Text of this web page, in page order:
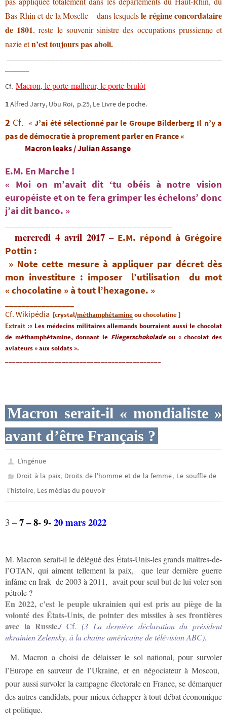
Bas-Rhin et de la Moselle – dans lesquelsle régime concordataire
de 1801, reste le souvenir sinistre des occupations prussienne et
nazie etn’est toujours pas aboli.
Cf. Macron, le porte-malheur, le porte-brulôt
1Alfred Jarry, Ubu Roi, p.25, Le Livre de poche.
2 Cf. «J’ai été sélectionné par le Groupe Bilderberg Il n’y a
pas de démocratie à proprement parler en France «
Macron leaks / Julian Assange
E.M. En Marche !
« Moi on m’avait dit ‘tu obéis à notre vision
européiste et on te fera grimper les échelons’ donc
j’ai dit banco. »
mercredi 4 avril 2017– E.M. répond à Grégoire
Pottin :
» Note cette mesure à appliquer par décret dès
mon investiture : imposer l’utilisation du mot
« chocolatine » à tout l’hexagone. »
Cf. Wikipédia [crystal/méthamphétamineou chocolatine ]
Extrait :« Les médecins militaires allemands bourraient aussi le chocolat
de méthamphétamine, donnant le Fliegerschokoladeou « chocolat des
aviateurs » aux soldats ».
Macron serait-il « mondialiste »
avant d’être Français ?
L'ingénue
Droit à la paix, Droits de l'homme et de la femme, Le souffle de
l'histoire, Les médias du pouvoir
3 –7–8- 9-20mars 2022
M. Macron serait-il le délégué des États-Unis-les grands maîtres-de-
l’OTAN, qui aiment tellement la paix, que leur dernière guerre
infâme en Irak de 2003 à 2011, avait pour seul but de lui voler son
pétrole ?
En 2022, c’est le peuple ukrainien qui est pris au piège de la
volonté des États-Unis, de pointer des missiles à ses frontières
avec la Russie./ Cf.(3 La dernière déclaration du président
ukrainien Zelensky, à la chaine américaine de télévision ABC).
M. Macron a choisi de délaisser le sol national, pour survoler
l’Europe en sauveur de l’Ukraine, et en négociateur à Moscou,
pour aussi survoler la campagne électorale en France, se démarquer
des autres candidats, pour mieux échapper à tout débat économique
et politique.